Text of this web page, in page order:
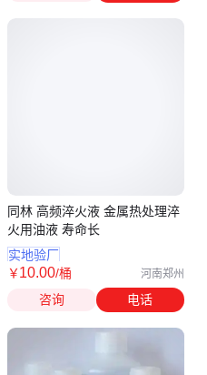
同林 高频淬火液 金属热处理淬
火用油液 寿命长
实地验厂
￥10.00/桶 河南郑州
咨询 电话